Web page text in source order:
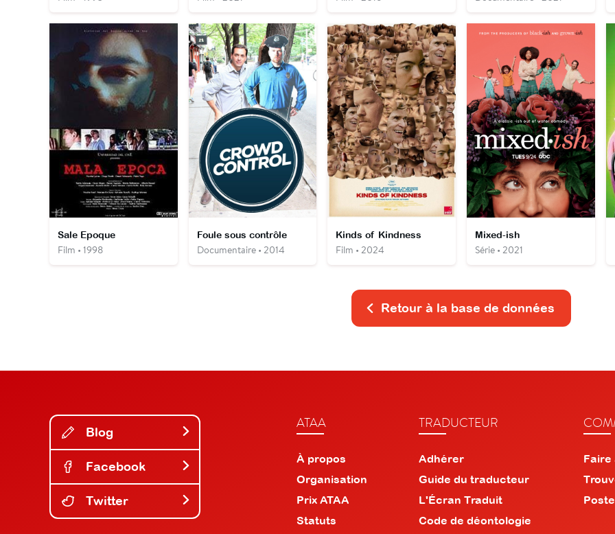
Sale Epoque
Film • 1998
Foule sous contrôle
Documentaire • 2014
Kinds of Kindness
Film • 2024
Mixed-ish
Série • 2021
Retour à la base de données
Blog
Facebook
Twitter
ATAA
À propos
Organisation
Prix ATAA
Statuts
TRADUCTEUR
Adhérer
Guide du traducteur
L'Écran Traduit
Code de déontologie